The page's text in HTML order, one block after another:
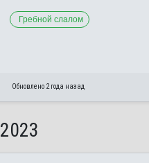
Гребной слалом
Обновлено 2 года назад
2023